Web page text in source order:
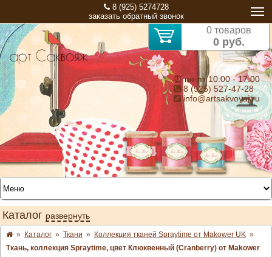
8 (925) 5274728
заказать обратный звонок
0 товаров
0 руб.
⏰ пн-пт 10:00 - 17:00
8 (925) 527-47-28
info@artsakvoyaj.ru
Каталог развернуть
» Каталог » Ткани » Коллекция тканей Spraytime от Makower UK »
Ткань, коллекция Spraytime, цвет Клюквенный (Cranberry) от Makower